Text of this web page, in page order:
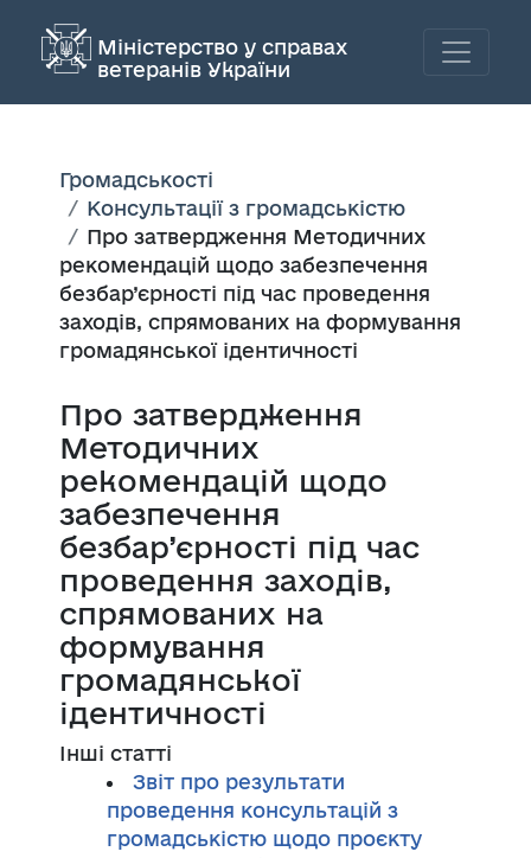
Міністерство у справах
ветеранів України
Громадськості
Консультації з громадськістю
Про затвердження Методичних
рекомендацій щодо забезпечення
безбар’єрності під час проведення
заходів, спрямованих на формування
громадянської ідентичності
Про затвердження
Методичних
рекомендацій щодо
забезпечення
безбар’єрності під час
проведення заходів,
спрямованих на
формування
громадянської
ідентичності
Інші статті
Звіт про результати
проведення консультацій з
громадськістю щодо проєкту